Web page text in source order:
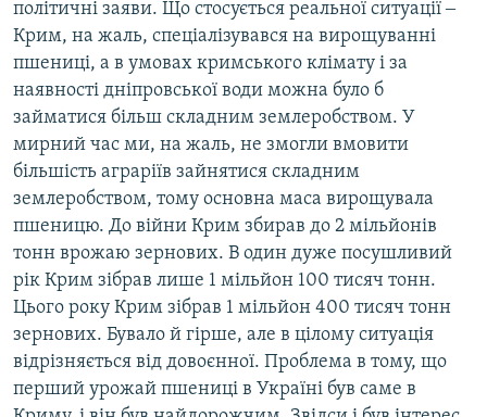
політичні заяви. Що стосується реальної ситуації ‒
Крим, на жаль, спеціалізувався на вирощуванні
пшениці, а в умовах кримського клімату і за
наявності дніпровської води можна було б
займатися більш складним землеробством. У
мирний час ми, на жаль, не змогли вмовити
більшість аграріїв зайнятися складним
землеробством, тому основна маса вирощувала
пшеницю. До війни Крим збирав до 2 мільйонів
тонн врожаю зернових. В один дуже посушливий
рік Крим зібрав лише 1 мільйон 100 тисяч тонн.
Цього року Крим зібрав 1 мільйон 400 тисяч тонн
зернових. Бувало й гірше, але в цілому ситуація
відрізняється від довоєнної. Проблема в тому, що
перший урожай пшениці в Україні був саме в